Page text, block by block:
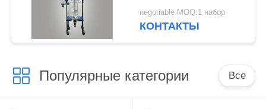
боросиликатом 3.3
Стекло и 304
negotiable MOQ:1 набор
КОНТАКТЫ
Популярные категории Все